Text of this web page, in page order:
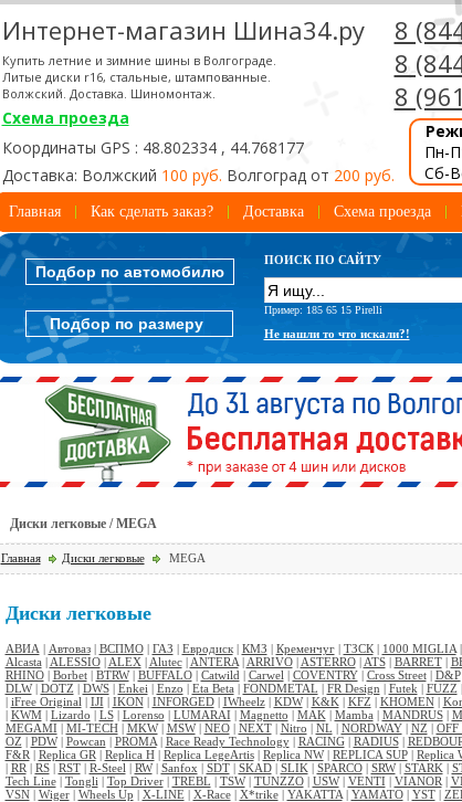
Интернет-магазин Шина34.ру
Купить летние и зимние шины в Волгограде.
Литые диски r16, стальные, штампованные.
Волжский. Доставка. Шиномонтаж.
Схема проезда
Координаты GPS : 48.802334 , 44.768177
Доставка: Волжский 100 руб. Волгоград от 200 руб.
8
8
8
Пн-
Сб-
Главная Как сделать заказ? Доставка Схема проезда
ПОИСК ПО САЙТУ
Пример: 185 65 15 Pirelli
Не нашли то что искали?!
Подбор по автомобилю
Подбор по размеру
Диски легковые / MEGA
Главная Диски легковые MEGA
Диски легковые
АВИА | Автоваз| ВСПМО| ГАЗ | Евродиск| КМЗ | Кременчуг| ТЗСК| 1000 MIGLIA|
Alcasta | ALESSIO| ALEX | Alutec| ANTERA| ARRIVO| ASTERRO| ATS| BARRET|
RHINO| Borbet| BTRW| BUFFALO| Catwild | Carwel | COVENTRY| Cross Street| D&P
DLW| DOTZ | DWS| Enkei | Enzo | Eta Beta | FONDMETAL | FR Design | Futek | FUZZ |
| iFree Original | IJI | IKON| INFORGED| IWheelz| KDW| K&K | KFZ | KHOMEN|
| KWM| Lizardo | LS| Lorenso | LUMARAI | Magnetto | MAK | Mamba | MANDRUS|
MEGAMI | MI-TECH| MKW| MSW| NEO| NEXT| Nitro | NL | NORDWAY| NZ | OFF
OZ | PDW| Powcan | PROMA| Race Ready Technology| RACING| RADIUS|
F&R | Replica GR | Replica H| Replica LegeArtis| Replica NW| REPLICA SUP| Replica
| RR | RS| RST| R-Steel | RW| Sanfox | SDT| SKAD| SLIK | SPARCO| SRW| STARK |
Tech Line| Tongli | Top Driver| TREBL | TSW| TUNZZO| USW| VENTI | VIANOR |
VSN| Wiger| Wheels Up | X-LINE| X-Race| X*trike| YAKATTA| YAMATO| YST|